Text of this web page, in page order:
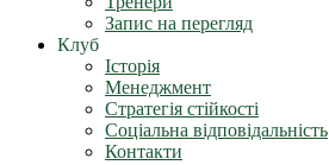
Запис на перегляд
Клуб
Історія
Менеджмент
Стратегія стійкості
Соціальна відповідальність
Контакти